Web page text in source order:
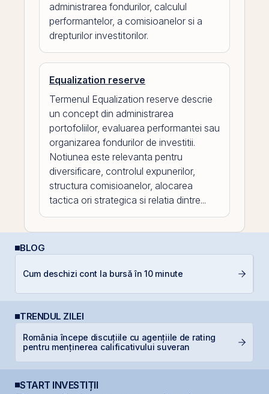
administrarea fondurilor, calculul
performantelor, a comisioanelor si a
drepturilor investitorilor.
Equalization reserve
Termenul Equalization reserve descrie
un concept din administrarea
portofoliilor, evaluarea performantei sau
organizarea fondurilor de investitii.
Notiunea este relevanta pentru
diversificare, controlul expunerilor,
structura comisioanelor, alocarea
tactica ori strategica si relatia dintre...
BLOG
Cum deschizi cont la bursă în 10 minute
TRENDUL ZILEI
România începe discuțiile cu agențiile de rating
pentru menținerea calificativului suveran
START INVESTIȚII